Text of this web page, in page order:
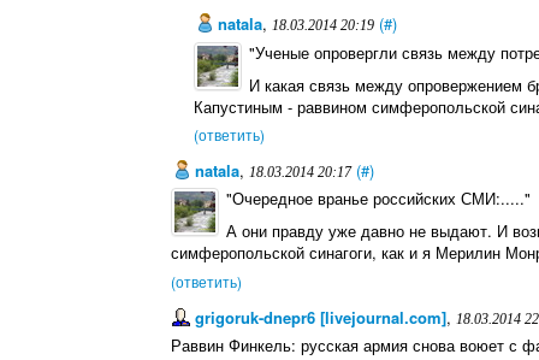
natala,18.03.2014 20:19 (#)
"Ученые опровергли связь между
И какая связь между опровержением
Капустиным - раввином симферопольской
(ответить)
natala,18.03.2014 20:17 (#)
"Очередное вранье российских СМИ:....."
А они правду уже давно не выдают. И
симферопольской синагоги, как и я Мерилин
(ответить)
grigoruk-dnepr6 [livejournal.com],18.03.2014
Раввин Финкель: русская армия снова воюет с